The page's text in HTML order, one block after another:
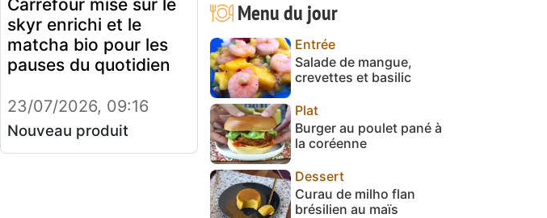
Carrefour mise sur le
skyr enrichi et le
matcha bio pour les
pauses du quotidien
23/07/2026, 09:16
Nouveau produit
Menu du jour
Entrée
Salade de mangue,
crevettes et basilic
Plat
Burger au poulet pané à
la coréenne
Dessert
Curau de milho flan
brésilien au maïs